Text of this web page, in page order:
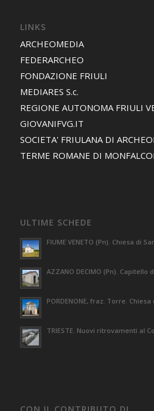
LINKS
ARCHEOMEDIA
FEDERARCHEO
FONDAZIONE FRIULI
MEDIARES S.c.
REGIONE AUTONOMA FRIULI
GIOVANIFVG.IT
SOCIETA' FRIULANA DI
TERME ROMANE DI
ULTIME SCHEDE
FIUME VENETO (Pn). Chiesa di
AZZANO DECIMO (Pn). Capitello
PORDENONE, fraz. Torre.
TRIESTE. Nuovi ritrovamenti al
CON IL CONTRIBUTO DI